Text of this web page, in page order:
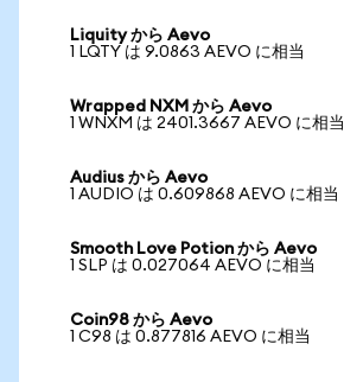
Liquity から Aevo
1 LQTY は 9.0863 AEVO に相当
Wrapped NXM から Aevo
1 WNXM は 2401.3667 AEVO に相当
Audius から Aevo
1 AUDIO は 0.609868 AEVO に相当
Smooth Love Potion から Aevo
1 SLP は 0.027064 AEVO に相当
Coin98 から Aevo
1 C98 は 0.877816 AEVO に相当